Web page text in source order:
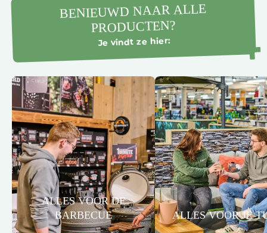
BENIEUWD NAAR ALLE
PRODUCTEN?
Je vindt ze hier:
ALLES VOOR DE
BARBECUE
ALLES VOOR JE